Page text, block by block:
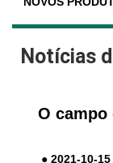
Notícias
O campo
●2021-10-15